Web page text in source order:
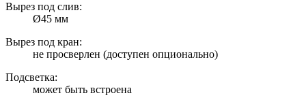
Вырез под слив:
Ø45 мм
Вырез под кран:
не просверлен (доступен опционально)
Подсветка:
может быть встроена